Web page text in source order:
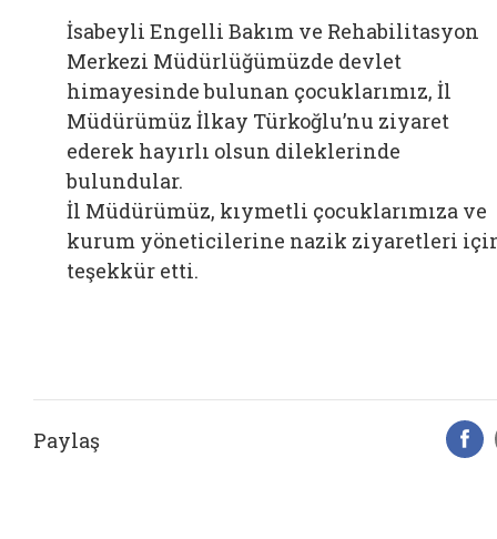
İsabeyli Engelli Bakım ve Rehabilitasyon
Merkezi Müdürlüğümüzde devlet
himayesinde bulunan çocuklarımız, İl
Müdürümüz İlkay Türkoğlu’nu ziyaret
ederek hayırlı olsun dileklerinde
bulundular.
İl Müdürümüz, kıymetli çocuklarımıza ve
kurum yöneticilerine nazik ziyaretleri
teşekkür etti.
Paylaş